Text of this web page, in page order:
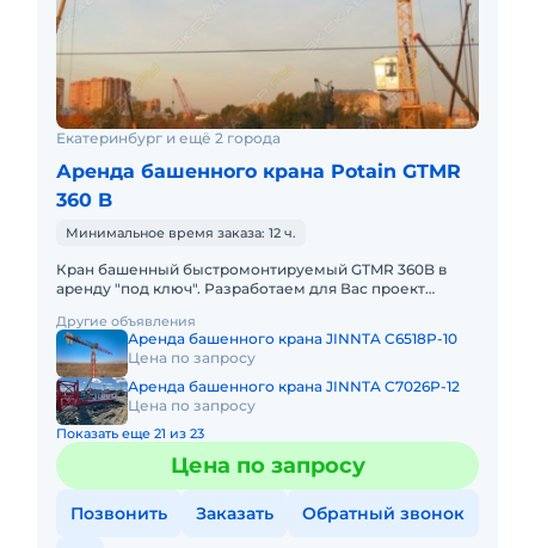
Екатеринбург и ещё 2 города
Аренда башенного крана Potain GTMR
360 B
Минимальное время заказа: 12 ч.
Кран башенный быстромонтируемый GTMR 360B в
аренду "под ключ". Разработаем для Вас проект
кран на объект, смо
Другие объявления
Аренда башенного крана JINNTA C6518P-10
Цена по запросу
Аренда башенного крана JINNTA C7026P-12
Цена по запросу
Показать еще 21 из 23
Цена по запросу
Позвонить Заказать Обратный звонок